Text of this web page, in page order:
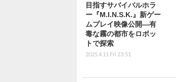
目指すサバイバルホラ
ー『M.I.N.S.K.』新ゲー
ムプレイ映像公開―有
毒な霧の都市をロボッ
トで探索
2025.4.11 Fri 23:51